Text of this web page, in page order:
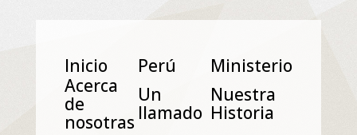
Inicio Perú
Ministerio
Acerca
de
nosotras
Un
Ilamado
Nuestra
Historia